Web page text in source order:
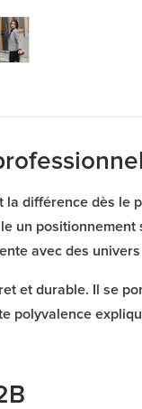
la différence dès le
un positionnement
avec des
et durable. Il se
polyvalence